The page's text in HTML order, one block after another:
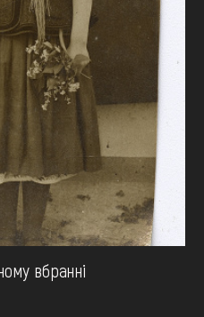
вбранні